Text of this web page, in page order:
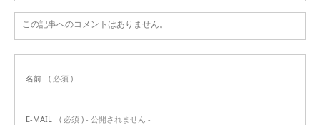
この記事へのコメントはありません。
名前 ( 必須 )
E-MAIL ( 必須 ) - 公開されません -